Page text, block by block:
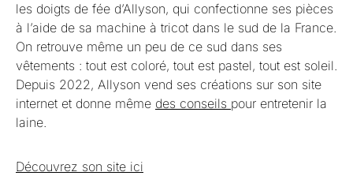
les doigts de fée d’Allyson, qui confectionne ses pièces
à l’aide de sa machine à tricot dans le sud de la France.
On retrouve même un peu de ce sud dans ses
vêtements : tout est coloré, tout est pastel, tout est soleil.
Depuis 2022, Allyson vend ses créations sur son site
internet et donne même des conseils pour entretenir la
laine.
Découvrez son site ici